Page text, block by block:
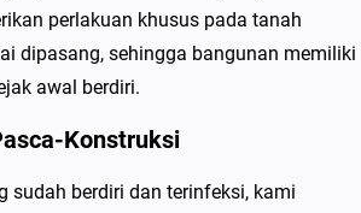
perlakuan khusus pada tanah
dipasang, sehingga bangunan memiliki
awal berdiri.
Konstruksi
sudah berdiri dan terinfeksi, kami